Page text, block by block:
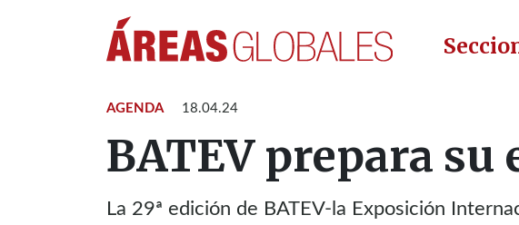
AGENDA 18.04.24
BATEV prepara su
La 29ª edición de BATEV-la Exposición